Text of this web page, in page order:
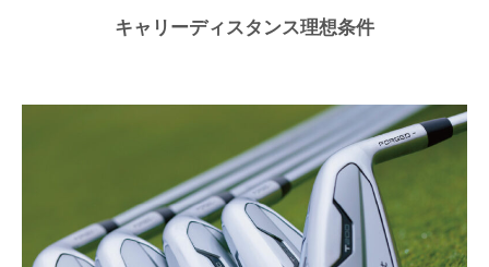
キャリーディスタンス理想条件